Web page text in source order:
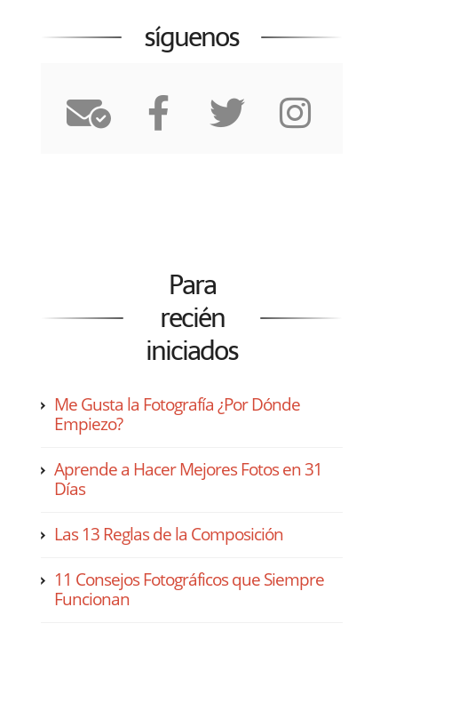
síguenos
Para
recién
iniciados
Me Gusta la Fotografía ¿Por Dónde
Empiezo?
Aprende a Hacer Mejores Fotos en 31
Días
Las 13 Reglas de la Composición
11 Consejos Fotográficos que Siempre
Funcionan